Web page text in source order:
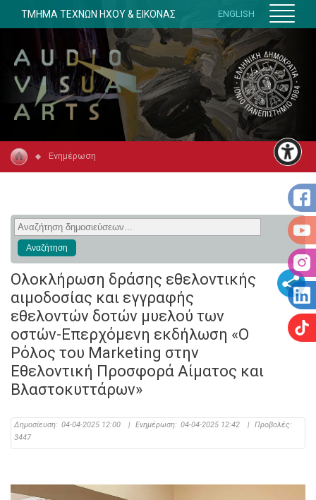
ΤΜΗΜΑ ΤΕΧΝΩΝ ΗΧΟΥ & ΕΙΚΟΝΑΣ ENGLISH
Ενημέρωση
Ολοκλήρωση δράσης εθελοντικής
αιμοδοσίας και εγγραφής
εθελοντών δοτών μυελού των
οστών-Επερχόμενη εκδήλωση «Ο
Ρόλος του Marketing στην
Εθελοντική Προσφορά Αίματος και
Βλαστοκυττάρων»
Δημοσίευση: 04-04-2025 12:00 | Ενημέρωση: 04-04-2025 12:42 | Προβολές:
3447